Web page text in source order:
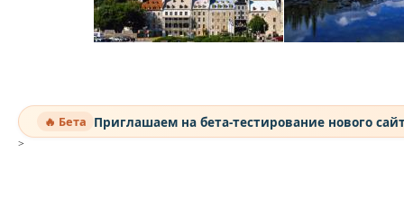
🔥 Бета Приглашаем на бета-тестирование нового
>